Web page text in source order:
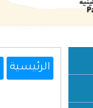
الرئيسية